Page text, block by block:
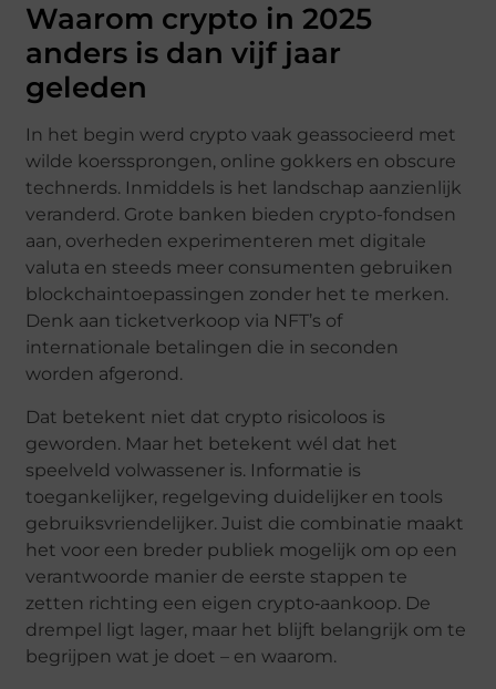
Waarom crypto in 2025
anders is dan vijf jaar
geleden
In het begin werd crypto vaak geassocieerd met
wilde koerssprongen, online gokkers en obscure
technerds. Inmiddels is het landschap aanzienlijk
veranderd. Grote banken bieden crypto-fondsen
aan, overheden experimenteren met digitale
valuta en steeds meer consumenten gebruiken
blockchaintoepassingen zonder het te merken.
Denk aan ticketverkoop via NFT’s of
internationale betalingen die in seconden
worden afgerond.
Dat betekent niet dat crypto risicoloos is
geworden. Maar het betekent wél dat het
speelveld volwassener is. Informatie is
toegankelijker, regelgeving duidelijker en tools
gebruiksvriendelijker. Juist die combinatie maakt
het voor een breder publiek mogelijk om op een
verantwoorde manier de eerste stappen te
zetten richting een eigen crypto‑aankoop. De
drempel ligt lager, maar het blijft belangrijk om te
begrijpen wat je doet – en waarom.